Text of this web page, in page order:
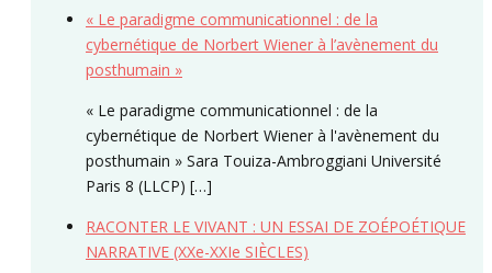
« Le paradigme communicationnel : de la
cybernétique de Norbert Wiener à l’avènement du
posthumain »
« Le paradigme communicationnel : de la
cybernétique de Norbert Wiener à l'avènement du
posthumain » Sara Touiza-Ambroggiani Université
Paris 8 (LLCP) […]
RACONTER LE VIVANT : UN ESSAI DE ZOÉPOÉTIQUE
NARRATIVE (XXe-XXIe SIÈCLES)